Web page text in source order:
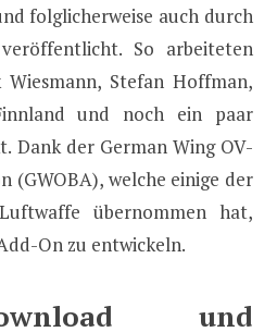
folglicherweise auch durch
So arbeiteten
Stefan Hoffman,
und noch ein paar
Dank der German Wing OV-
(GWOBA), welche einige der
übernommen hat,
On zu entwickeln.
und